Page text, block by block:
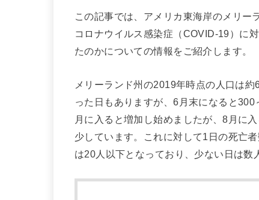
この記事では、アメリカ東海岸のメリー
コロナウイルス感染症（COVID-19）に
たのかについての情報をご紹介します。
メリーランド州の2019年時点の人口は
った日もありますが、6月末になると
月に入ると増加し始めましたが、8月に
少しています。これに対して1日の死亡
は20人以下となっており、少ない日は数